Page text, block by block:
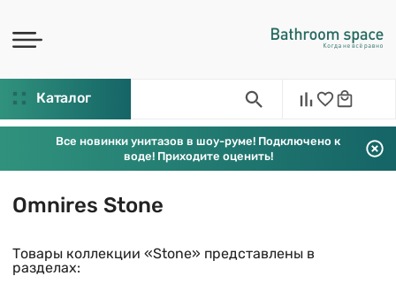
Каталог
Все новинки унитазов в шоу-руме! Подключено к
воде! Приходите оценить!
Omnires Stone
Товары коллекции «Stone» представлены в
разделах: